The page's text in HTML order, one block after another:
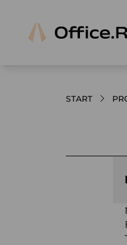
START